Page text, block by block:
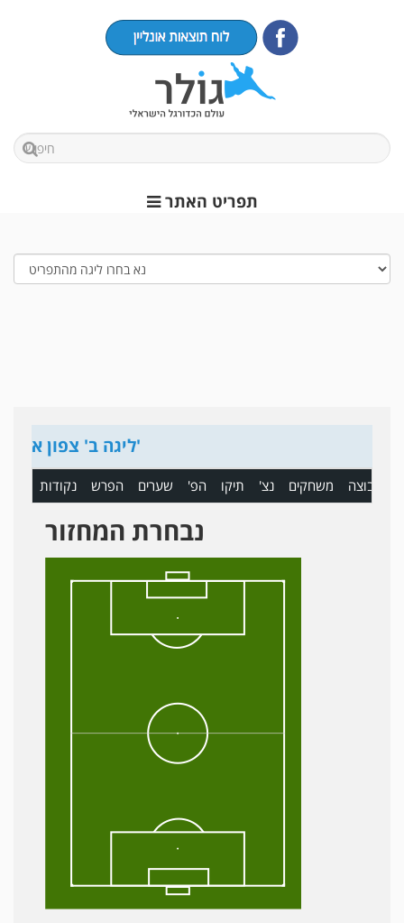
תפריט האתר
ליגה ב' צפון א'
קבוצה משחקים נצ' תיקו הפ' שערים הפרש נקודות
נבחרת המחזור